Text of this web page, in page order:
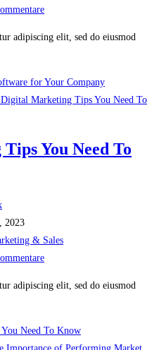
adipiscing elit, sed do eiusmod
for Your Company
You Need To
2023
& Sales
adipiscing elit, sed do eiusmod
Need To Know